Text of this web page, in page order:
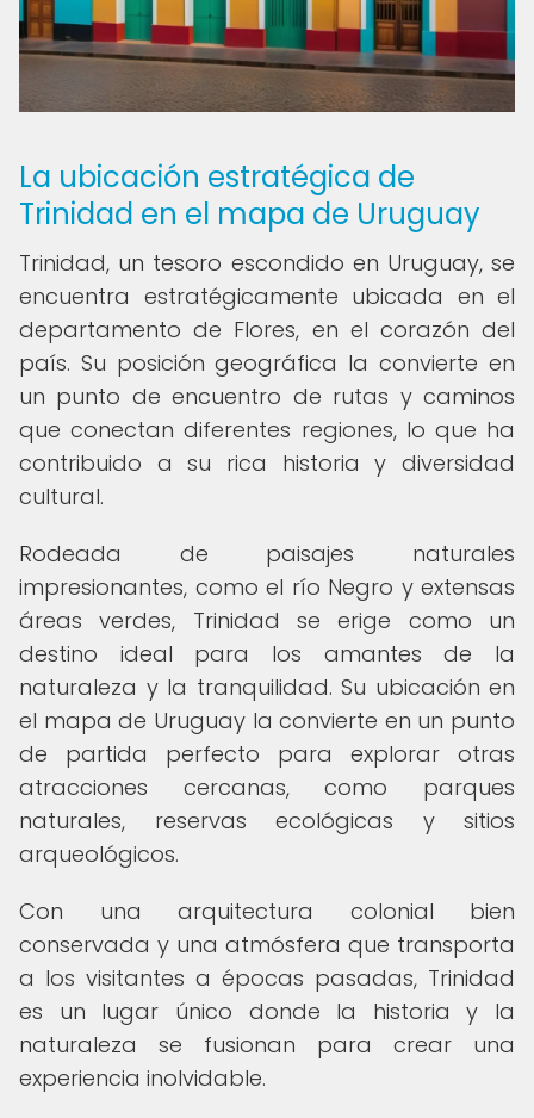
La ubicación estratégica de
Trinidad en el mapa de Uruguay
Trinidad, un tesoro escondido en Uruguay, se
encuentra estratégicamente ubicada en el
departamento de Flores, en el corazón del
país. Su posición geográfica la convierte en
un punto de encuentro de rutas y caminos
que conectan diferentes regiones, lo que ha
contribuido a su rica historia y diversidad
cultural.
Rodeada de paisajes naturales
impresionantes, como el río Negro y extensas
áreas verdes, Trinidad se erige como un
destino ideal para los amantes de la
naturaleza y la tranquilidad. Su ubicación en
el mapa de Uruguay la convierte en un punto
de partida perfecto para explorar otras
atracciones cercanas, como parques
naturales, reservas ecológicas y sitios
arqueológicos.
Con una arquitectura colonial bien
conservada y una atmósfera que transporta
a los visitantes a épocas pasadas, Trinidad
es un lugar único donde la historia y la
naturaleza se fusionan para crear una
experiencia inolvidable.